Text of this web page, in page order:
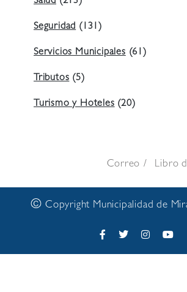
Seguridad (131)
Servicios Municipales (61)
Tributos (5)
Turismo y Hoteles (20)
Correo Libro
© Copyright Municipalidad de